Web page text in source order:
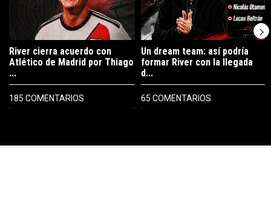
River cierra acuerdo con
Atlético de Madrid por Thiago
...
185 COMENTARIOS
Un dream team: así podría
formar River con la llegada
d...
65 COMENTARIOS